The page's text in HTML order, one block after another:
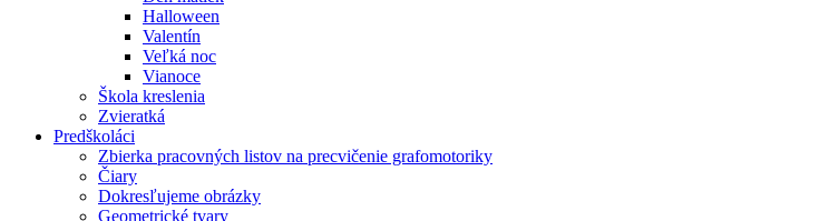
Halloween
Valentín
Veľká noc
Vianoce
Škola kreslenia
Zvieratká
Predškoláci
Zbierka pracovných listov na precvičenie grafomotoriky
Čiary
Dokresľujeme obrázky
Geometrické tvary